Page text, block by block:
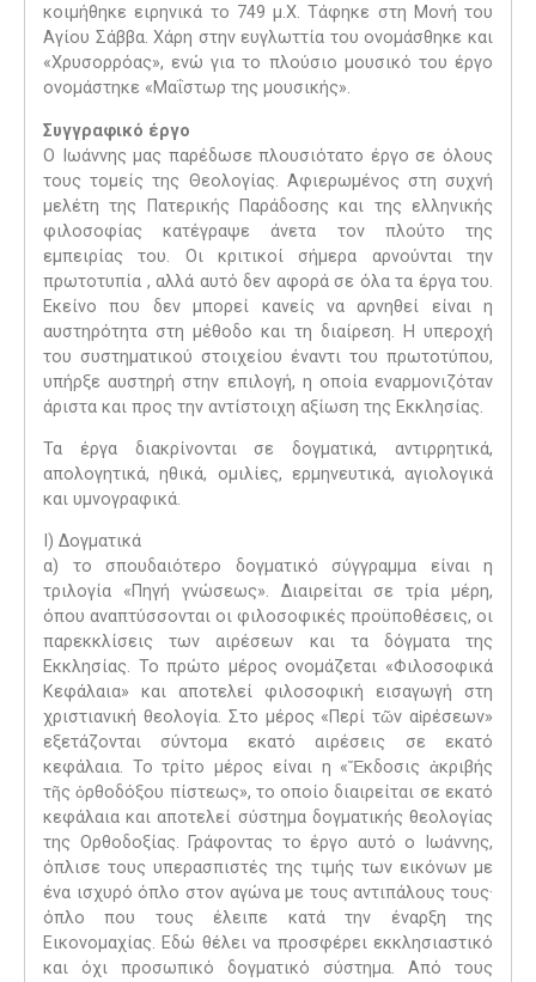
κοιμήθηκε ειρηνικά το 749 μ.Χ. Τάφηκε στη Μονή του
Αγίου Σάββα. Χάρη στην ευγλωττία του ονομάσθηκε και
«Χρυσορρόας», ενώ για το πλούσιο μουσικό του έργο
ονομάστηκε «Μαΐστωρ της μουσικής».
Συγγραφικό έργο
Ο Ιωάννης μας παρέδωσε πλουσιότατο έργο σε όλους
τους τομείς της Θεολογίας. Αφιερωμένος στη συχνή
μελέτη της Πατερικής Παράδοσης και της ελληνικής
φιλοσοφίας κατέγραψε άνετα τον πλούτο της
εμπειρίας του. Οι κριτικοί σήμερα αρνούνται την
πρωτοτυπία , αλλά αυτό δεν αφορά σε όλα τα έργα του.
Εκείνο που δεν μπορεί κανείς να αρνηθεί είναι η
αυστηρότητα στη μέθοδο και τη διαίρεση. Η υπεροχή
του συστηματικού στοιχείου έναντι του πρωτοτύπου,
υπήρξε αυστηρή στην επιλογή, η οποία εναρμονιζόταν
άριστα και προς την αντίστοιχη αξίωση της Εκκλησίας.
Τα έργα διακρίνονται σε δογματικά, αντιρρητικά,
απολογητικά, ηθικά, ομιλίες, ερμηνευτικά, αγιολογικά
και υμνογραφικά.
I) Δογματικά
α) το σπουδαιότερο δογματικό σύγγραμμα είναι η
τριλογία «Πηγή γνώσεως». Διαιρείται σε τρία μέρη,
όπου αναπτύσσονται οι φιλοσοφικές προϋποθέσεις, οι
παρεκκλίσεις των αιρέσεων και τα δόγματα της
Εκκλησίας. Το πρώτο μέρος ονομάζεται «Φιλοσοφικά
Κεφάλαια» και αποτελεί φιλοσοφική εισαγωγή στη
χριστιανική θεολογία. Στο μέρος «Περί τῶν αἱρέσεων»
εξετάζονται σύντομα εκατό αιρέσεις σε εκατό
κεφάλαια. Το τρίτο μέρος είναι η «Ἔκδοσις ἀκριβής
τῆς ὀρθοδόξου πίστεως», το οποίο διαιρείται σε εκατό
κεφάλαια και αποτελεί σύστημα δογματικής θεολογίας
της Ορθοδοξίας. Γράφοντας το έργο αυτό ο Ιωάννης,
όπλισε τους υπερασπιστές της τιμής των εικόνων με
ένα ισχυρό όπλο στον αγώνα με τους αντιπάλους τους·
όπλο που τους έλειπε κατά την έναρξη της
Εικονομαχίας. Εδώ θέλει να προσφέρει εκκλησιαστικό
και όχι προσωπικό δογματικό σύστημα. Από τους